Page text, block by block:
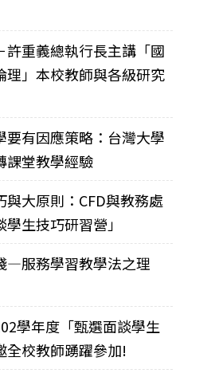
許重義總執行長主講「國
理」本校教師與各級研究
要有因應策略：台灣大學
課堂教學經驗
大原則：CFD與教務處
生技巧研習營」
—服務學習教學法之理
學年度「甄選面談學生
全校教師踴躍參加!